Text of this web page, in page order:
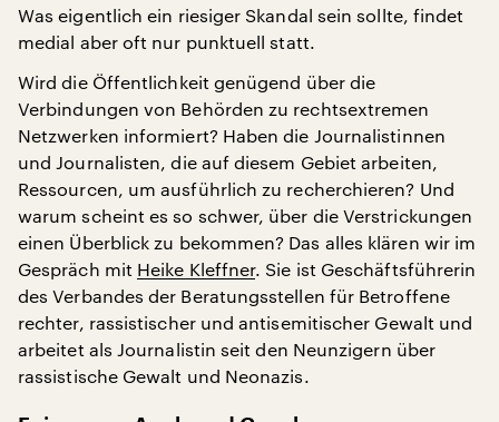
Was eigentlich ein riesiger Skandal sein sollte, findet
medial aber oft nur punktuell statt.
Wird die Öffentlichkeit genügend über die
Verbindungen von Behörden zu rechtsextremen
Netzwerken informiert? Haben die Journalistinnen
und Journalisten, die auf diesem Gebiet arbeiten,
Ressourcen, um ausführlich zu recherchieren? Und
warum scheint es so schwer, über die Verstrickungen
einen Überblick zu bekommen? Das alles klären wir im
Gespräch mit Heike Kleffner. Sie ist Geschäftsführerin
des Verbandes der Beratungsstellen für Betroffene
rechter, rassistischer und antisemitischer Gewalt und
arbeitet als Journalistin seit den Neunzigern über
rassistische Gewalt und Neonazis.